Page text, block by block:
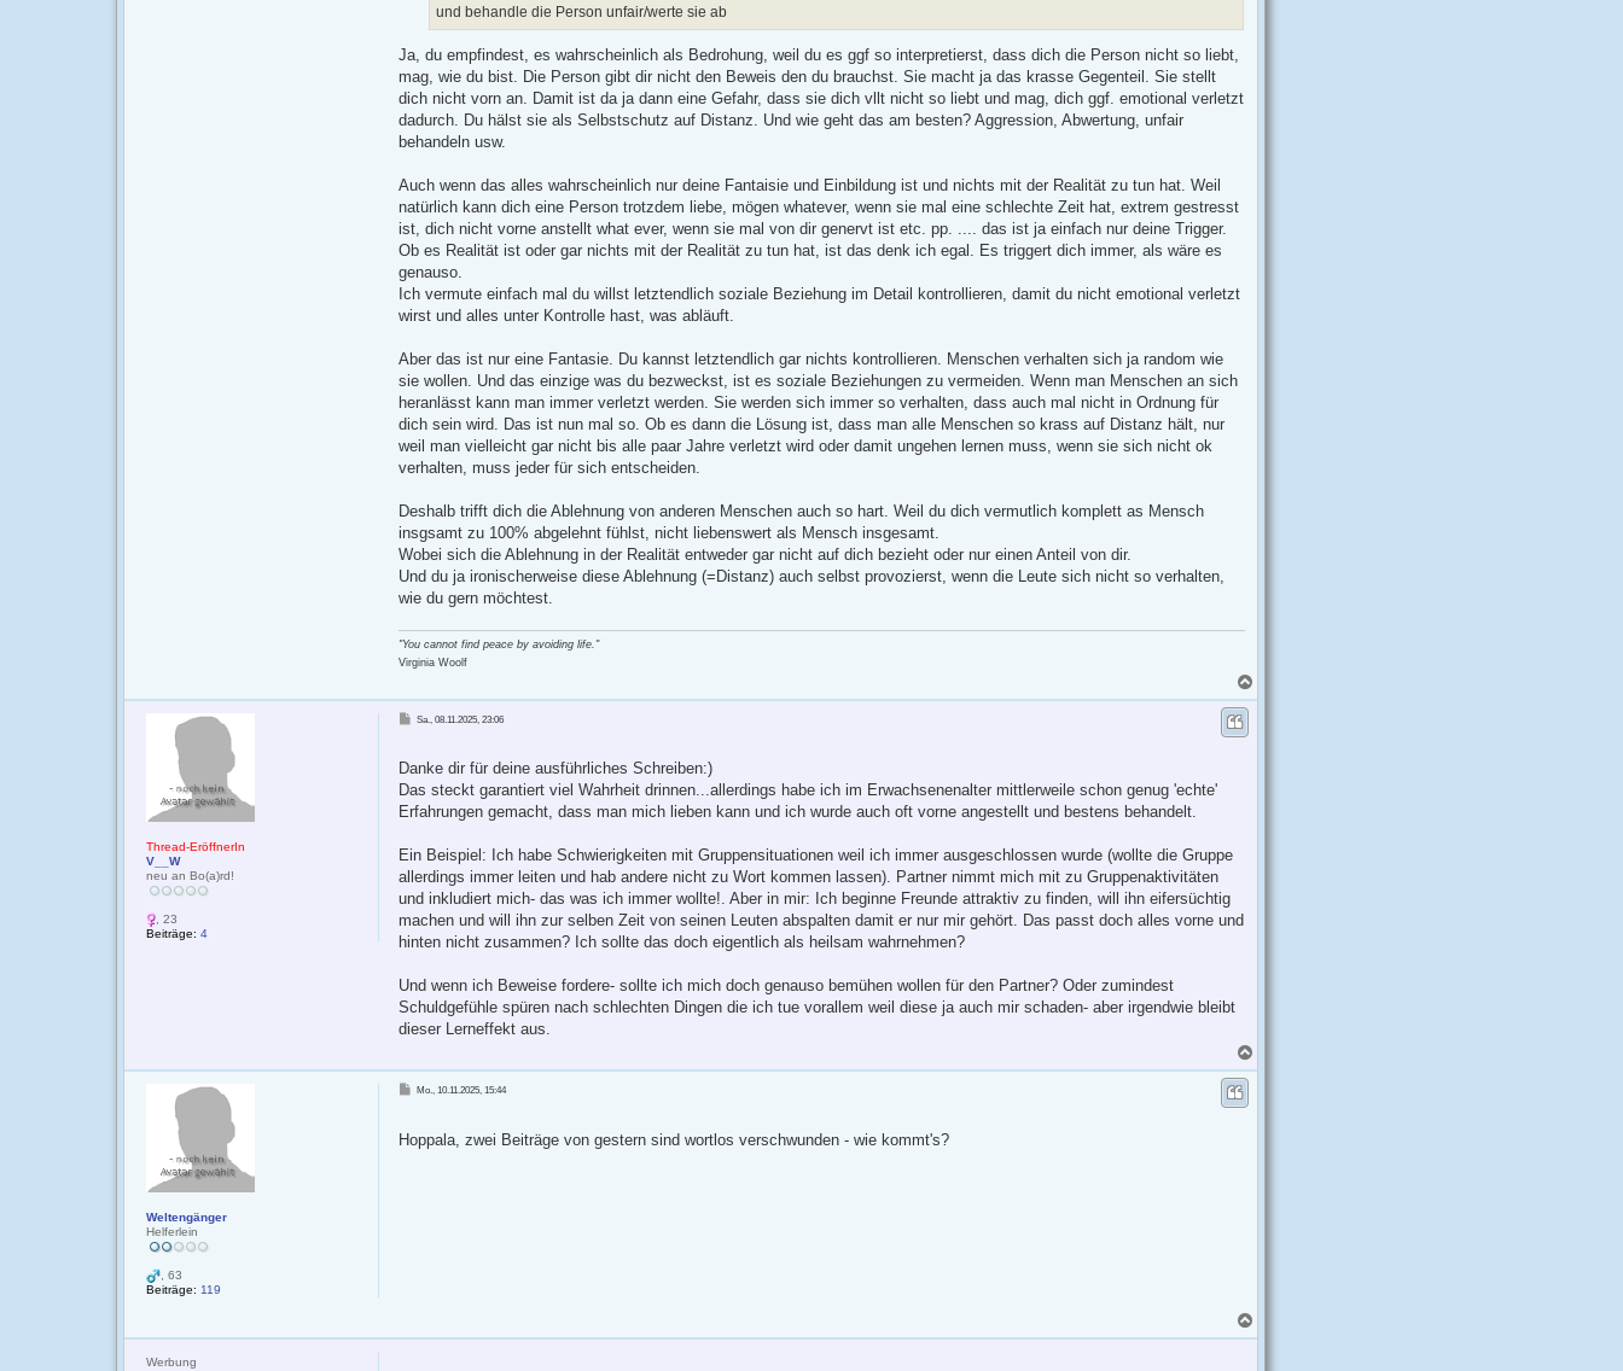
und behandle die Person unfair/werte sie ab
Ja, du empfindest, es wahrscheinlich als Bedrohung, weil du es ggf so interpretierst, dass dich die Person nicht so liebt,
mag, wie du bist. Die Person gibt dir nicht den Beweis den du brauchst. Sie macht ja das krasse Gegenteil. Sie stellt
dich nicht vorn an. Damit ist da ja dann eine Gefahr, dass sie dich vllt nicht so liebt und mag, dich ggf. emotional verletzt
dadurch. Du hälst sie als Selbstschutz auf Distanz. Und wie geht das am besten? Aggression, Abwertung, unfair
behandeln usw.
Auch wenn das alles wahrscheinlich nur deine Fantaisie und Einbildung ist und nichts mit der Realität zu tun hat. Weil
natürlich kann dich eine Person trotzdem liebe, mögen whatever, wenn sie mal eine schlechte Zeit hat, extrem gestresst
ist, dich nicht vorne anstellt what ever, wenn sie mal von dir genervt ist etc. pp. .... das ist ja einfach nur deine Trigger.
Ob es Realität ist oder gar nichts mit der Realität zu tun hat, ist das denk ich egal. Es triggert dich immer, als wäre es
genauso.
Ich vermute einfach mal du willst letztendlich soziale Beziehung im Detail kontrollieren, damit du nicht emotional verletzt
wirst und alles unter Kontrolle hast, was abläuft.
Aber das ist nur eine Fantasie. Du kannst letztendlich gar nichts kontrollieren. Menschen verhalten sich ja random wie
sie wollen. Und das einzige was du bezweckst, ist es soziale Beziehungen zu vermeiden. Wenn man Menschen an sich
heranlässt kann man immer verletzt werden. Sie werden sich immer so verhalten, dass auch mal nicht in Ordnung für
dich sein wird. Das ist nun mal so. Ob es dann die Lösung ist, dass man alle Menschen so krass auf Distanz hält, nur
weil man vielleicht gar nicht bis alle paar Jahre verletzt wird oder damit ungehen lernen muss, wenn sie sich nicht ok
verhalten, muss jeder für sich entscheiden.
Deshalb trifft dich die Ablehnung von anderen Menschen auch so hart. Weil du dich vermutlich komplett as Mensch
insgsamt zu 100% abgelehnt fühlst, nicht liebenswert als Mensch insgesamt.
Wobei sich die Ablehnung in der Realität entweder gar nicht auf dich bezieht oder nur einen Anteil von dir.
Und du ja ironischerweise diese Ablehnung (=Distanz) auch selbst provozierst, wenn die Leute sich nicht so verhalten,
wie du gern möchtest.
"You cannot find peace by avoiding life."
Virginia Woolf
Thread-EröffnerIn
V__W
neu an Bo(a)rd!
, 23
Beiträge: 4
e
a
g
Sa., 08.11.2025, 23:06
Danke dir für deine ausführliches Schreiben:)
Das steckt garantiert viel Wahrheit drinnen...allerdings habe ich im Erwachsenenalter mittlerweile schon genug 'echte'
Erfahrungen gemacht, dass man mich lieben kann und ich wurde auch oft vorne angestellt und bestens behandelt.
Ein Beispiel: Ich habe Schwierigkeiten mit Gruppensituationen weil ich immer ausgeschlossen wurde (wollte die Gruppe
allerdings immer leiten und hab andere nicht zu Wort kommen lassen). Partner nimmt mich mit zu Gruppenaktivitäten
und inkludiert mich- das was ich immer wollte!. Aber in mir: Ich beginne Freunde attraktiv zu finden, will ihn eifersüchtig
machen und will ihn zur selben Zeit von seinen Leuten abspalten damit er nur mir gehört. Das passt doch alles vorne und
hinten nicht zusammen? Ich sollte das doch eigentlich als heilsam wahrnehmen?
Und wenn ich Beweise fordere- sollte ich mich doch genauso bemühen wollen für den Partner? Oder zumindest
Schuldgefühle spüren nach schlechten Dingen die ich tue vorallem weil diese ja auch mir schaden- aber irgendwie bleibt
dieser Lerneffekt aus.
a
Weltengänger
Helferlein
, 63
Beiträge: 119
e
a
g
Mo., 10.11.2025, 15:44
Hoppala, zwei Beiträge von gestern sind wortlos verschwunden - wie kommt's?
a
Werbung